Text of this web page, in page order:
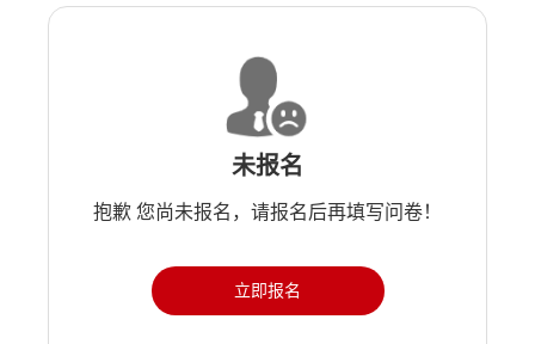
未报名
抱歉 您尚未报名，请报名后再填写问卷！
立即报名